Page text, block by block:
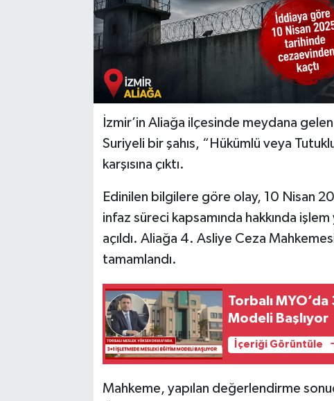
İzmir’in Aliağa ilçesinde meydana
Suriyeli bir şahıs, “Hükümlü veya
karşısına çıktı.
Edinilen bilgilere göre olay, 10 Nisan
infaz süreci kapsamında hakkında
açıldı. Aliağa 4. Asliye Ceza
tamamlandı.
Torbalı
Modeli Başlıyor
İçeriği Görüntüle
Mahkeme, yapılan değerlendirme